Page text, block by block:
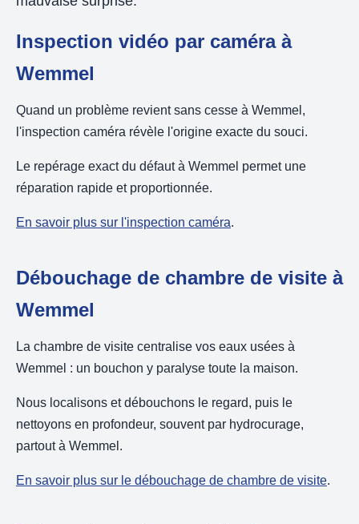
Inspection vidéo par caméra à
Wemmel
Quand un problème revient sans cesse à Wemmel,
l'inspection caméra révèle l'origine exacte du souci.
Le repérage exact du défaut à Wemmel permet une
réparation rapide et proportionnée.
En savoir plus sur l'inspection caméra.
Débouchage de chambre de visite à
Wemmel
La chambre de visite centralise vos eaux usées à
Wemmel : un bouchon y paralyse toute la maison.
Nous localisons et débouchons le regard, puis le
nettoyons en profondeur, souvent par hydrocurage,
partout à Wemmel.
En savoir plus sur le débouchage de chambre de visite.